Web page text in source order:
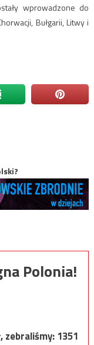
wprowadzone do
Bułgarii, Litwy i
Polonia!
zebraliśmy:1351